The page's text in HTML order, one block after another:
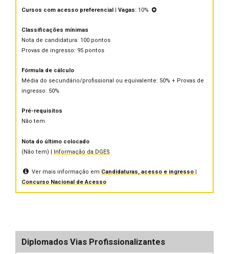
Cursos com acesso preferencial | Vagas: 10%
Classificações mínimas
Nota de candidatura: 100 pontos
Provas de ingresso: 95 pontos
Fórmula de cálculo
Média do secundário/profissional ou equivalente: 50% + Provas de
ingresso: 50%
Pré-requisitos
Não tem
Nota do último colocado
(Não tem) | Informação da DGES
Ver mais informação em Candidaturas, acesso e ingresso |
Concurso Nacional de Acesso
Diplomados Vias Profissionalizantes